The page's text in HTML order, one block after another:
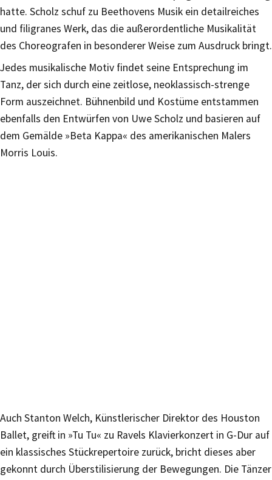
hatte. Scholz schuf zu Beethovens Musik ein detailreiches
und filigranes Werk, das die außerordentliche Musikalität
des Choreografen in besonderer Weise zum Ausdruck bringt.
Jedes musikalische Motiv findet seine Entsprechung im
Tanz, der sich durch eine zeitlose, neoklassisch-strenge
Form auszeichnet. Bühnenbild und Kostüme entstammen
ebenfalls den Entwürfen von Uwe Scholz und basieren auf
dem Gemälde »Beta Kappa« des amerikanischen Malers
Morris Louis.
Auch Stanton Welch, Künstlerischer Direktor des Houston
Ballet, greift in »Tu Tu« zu Ravels Klavierkonzert in G-Dur auf
ein klassisches Stückrepertoire zurück, bricht dieses aber
gekonnt durch Überstilisierung der Bewegungen. Die Tänzer